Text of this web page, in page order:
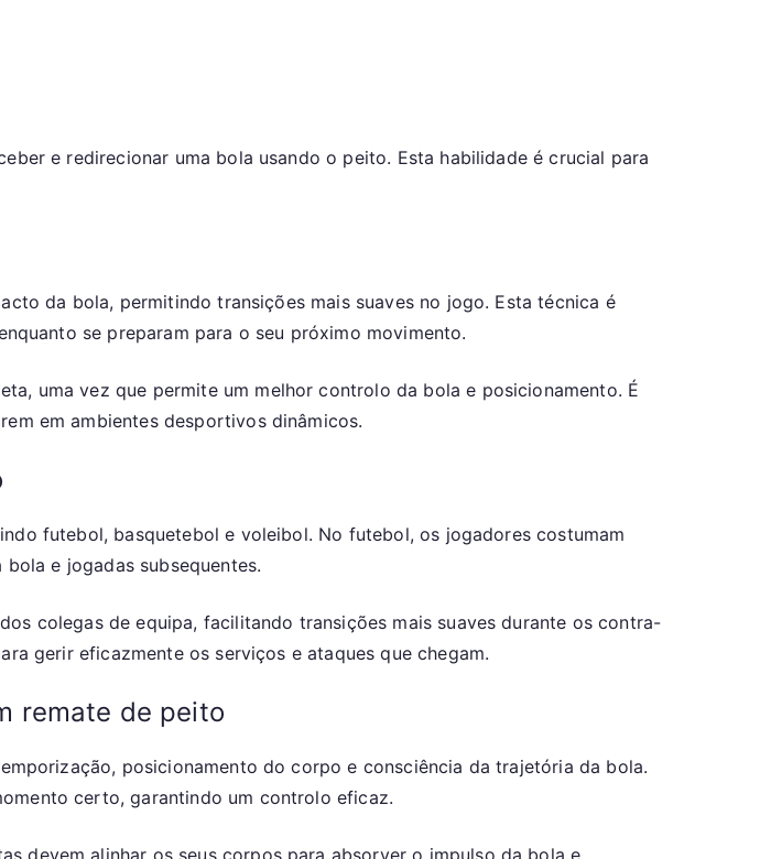
e redirecionar uma bola usando o peito. Esta habilidade é crucial para
da bola, permitindo transições mais suaves no jogo. Esta técnica é
se preparam para o seu próximo movimento.
uma vez que permite um melhor controlo da bola e posicionamento. É
em ambientes desportivos dinâmicos.
futebol, basquetebol e voleibol. No futebol, os jogadores costumam
e jogadas subsequentes.
colegas de equipa, facilitando transições mais suaves durante os contra-
gerir eficazmente os serviços e ataques que chegam.
remate de peito
posicionamento do corpo e consciência da trajetória da bola.
certo, garantindo um controlo eficaz.